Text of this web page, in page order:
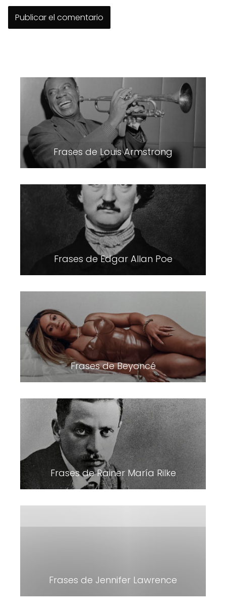
Frases de Louis Armstrong
Frases de Edgar Allan Poe
Frases de Beyoncé
Frases de Rainer María Rilke
Frases de Jennifer Lawrence